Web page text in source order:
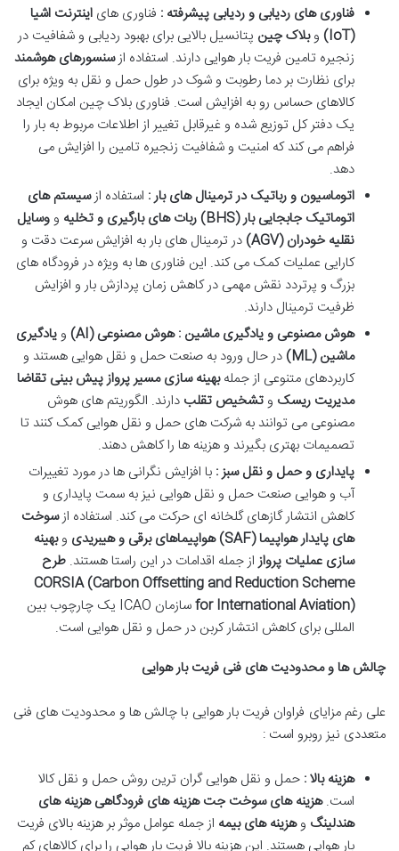
فناوری های ردیابی و ردیابی پیشرفته : فناوری های اینترنت اشیا
(IoT)
وبلاک چین پتانسیل بالایی برای بهبود ردیابی و شفافیت در
زنجیره تامین فریت بار هوایی دارند. استفاده ازسنسورهای هوشمند
برای نظارت بر دما رطوبت و شوک در طول حمل و نقل به ویژه برای
کالاهای حساس رو به افزایش است. فناوری بلاک چین امکان ایجاد
یک دفتر کل توزیع شده و غیرقابل تغییر از اطلاعات مربوط به بار را
فراهم می کند که امنیت و شفافیت زنجیره تامین را افزایش می
دهد.
اتوماسیون و رباتیک در ترمینال های بار : استفاده ازسیستم های
اتوماتیک جابجایی بار(BHS) ربات های بارگیری و تخلیه ووسایل
نقلیه خودران(AGV)
در ترمینال های بار به افزایش سرعت دقت و
کارایی عملیات کمک می کند. این فناوری ها به ویژه در فرودگاه های
بزرگ و پرتردد نقش مهمی در کاهش زمان پردازش بار و افزایش
ظرفیت ترمینال دارند.
هوش مصنوعی و یادگیری ماشین : هوش مصنوعی(AI) ویادگیری
ماشین(ML)
در حال ورود به صنعت حمل و نقل هوایی هستند و
کاربردهای متنوعی از جملهبهینه سازی مسیر پروازپیش بینی تقاضا
مدیریت ریسک وتشخیص تقلب دارند. الگوریتم های هوش
مصنوعی می توانند به شرکت های حمل و نقل هوایی کمک کنند تا
تصمیمات بهتری بگیرند و هزینه ها را کاهش دهند.
پایداری و حمل و نقل سبز : با افزایش نگرانی ها در مورد تغییرات
آب و هوایی صنعت حمل و نقل هوایی نیز به سمت پایداری و
کاهش انتشار گازهای گلخانه ای حرکت می کند. استفاده ازسوخت
های پایدار هواپیما(SAF) هواپیماهای برقی و هیبریدی وبهینه
سازی عملیات پروازاز جمله اقدامات در این راستا هستند. طرح
CORSIA (Carbon Offsetting and Reduction Scheme
for International Aviation)
سازمان ICAO یک چارچوب بین
المللی برای کاهش انتشار کربن در حمل و نقل هوایی است.
چالش ها و محدودیت های فنی فریت بار هوایی
علی رغم مزایای فراوان فریت بار هوایی با چالش ها و محدودیت های فنی
متعددی نیز روبرو است :
هزینه بالا : حمل و نقل هوایی گران ترین روش حمل و نقل کالا
است.هزینه های سوخت جت هزینه های فرودگاهی هزینه های
هندلینگ وهزینه های بیمه از جمله عوامل موثر بر هزینه بالای فریت
بار هوایی هستند. این هزینه بالا فریت بار هوایی را برای کالاهای کم